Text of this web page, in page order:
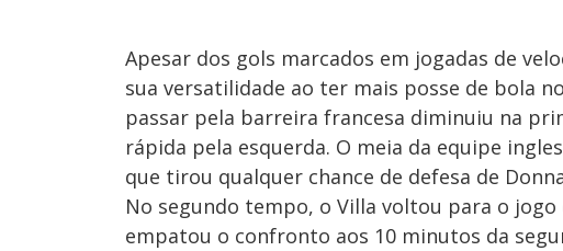
Apesar dos gols marcados em jogadas de
sua versatilidade ao ter mais posse de bola
passar pela barreira francesa diminuiu na
rápida pela esquerda. O meia da equipe
que tirou qualquer chance de defesa de
No segundo tempo, o Villa voltou para o
empatou o confronto aos 10 minutos da